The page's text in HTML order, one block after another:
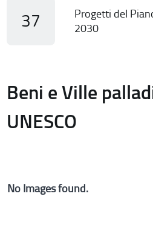
37
Progetti del
2030
Beni e Ville
UNESCO
No Images found.